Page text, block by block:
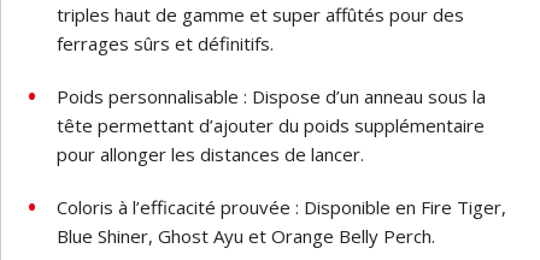
triples haut de gamme et super affûtés pour des
ferrages sûrs et définitifs.
Poids personnalisable : Dispose d’un anneau sous la
tête permettant d’ajouter du poids supplémentaire
pour allonger les distances de lancer.
Coloris à l’efficacité prouvée : Disponible en Fire Tiger,
Blue Shiner, Ghost Ayu et Orange Belly Perch.